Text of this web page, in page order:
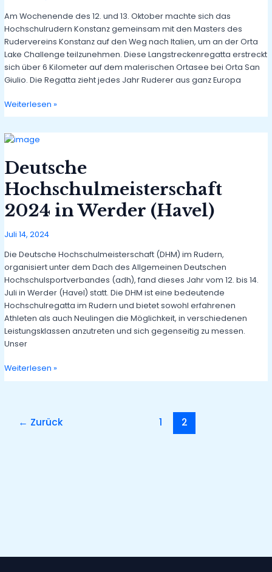
Am Wochenende des 12. und 13. Oktober machte sich das
Hochschulrudern Konstanz gemeinsam mit den Masters des
Rudervereins Konstanz auf den Weg nach Italien, um an der Orta
Lake Challenge teilzunehmen. Diese Langstreckenregatta erstreckt
sich über 6 Kilometer auf dem malerischen Ortasee bei Orta San
Giulio. Die Regatta zieht jedes Jahr Ruderer aus ganz Europa
Orta
Lake
am
und
13.
Oktober
Weiterlesen »
Deutsche
Hochschulmeisterschaft
2024 in Werder (Havel)
Juli 14, 2024
Die Deutsche Hochschulmeisterschaft (DHM) im Rudern,
organisiert unter dem Dach des Allgemeinen Deutschen
Hochschulsportverbandes (adh), fand dieses Jahr vom 12. bis 14.
Juli in Werder (Havel) statt. Die DHM ist eine bedeutende
Hochschulregatta im Rudern und bietet sowohl erfahrenen
Athleten als auch Neulingen die Möglichkeit, in verschiedenen
Leistungsklassen anzutreten und sich gegenseitig zu messen.
Unser
Deutsche
Hochschulmeisterschaft
Werder
Weiterlesen »
← Zurück 1 2